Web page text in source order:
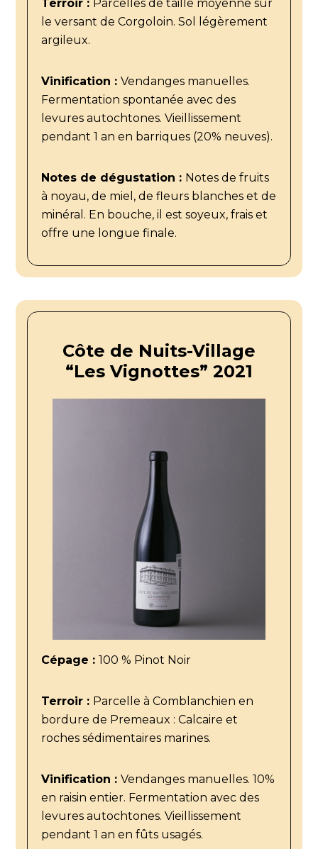
Terroir : Parcelles de taille moyenne sur
le versant de Corgoloin. Sol légèrement
argileux.
Vinification : Vendanges manuelles.
Fermentation spontanée avec des
levures autochtones. Vieillissement
pendant 1 an en barriques (20% neuves).
Notes de dégustation : Notes de fruits
à noyau, de miel, de fleurs blanches et de
minéral. En bouche, il est soyeux, frais et
offre une longue finale.
Côte de Nuits-Village
“Les Vignottes” 2021
Cépage : 100 % Pinot Noir
Terroir : Parcelle à Comblanchien en
bordure de Premeaux : Calcaire et
roches sédimentaires marines.
Vinification : Vendanges manuelles. 10%
en raisin entier. Fermentation avec des
levures autochtones. Vieillissement
pendant 1 an en fûts usagés.